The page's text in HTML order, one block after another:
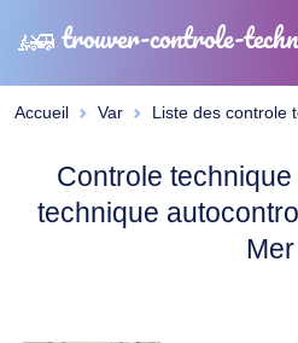
trouver-controle-
Accueil Var Liste des controle
Controle
technique
Mer